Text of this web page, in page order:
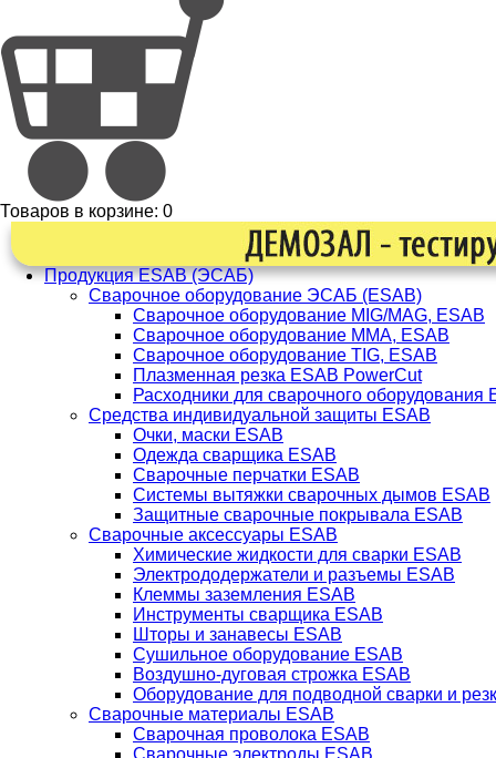
Товаров в корзине: 0
Продукция ESAB (ЭСАБ)
Сварочное оборудование ЭСАБ (ESAB)
Сварочное оборудование MIG/MAG, ESAB
Сварочное оборудование ММА, ESAB
Сварочное оборудование TIG, ESAB
Плазменная резка ESAB PowerCut
Расходники для сварочного оборудования
Средства индивидуальной защиты ESAB
Очки, маски ESAB
Одежда сварщика ESAB
Сварочные перчатки ESAB
Системы вытяжки сварочных дымов ESAB
Защитные сварочные покрывала ESAB
Сварочные аксессуары ESAB
Химические жидкости для сварки ESAB
Электрододержатели и разъемы ESAB
Клеммы заземления ESAB
Инструменты сварщика ESAB
Шторы и занавесы ESAB
Сушильное оборудование ESAB
Воздушно-дуговая строжка ESAB
Оборудование для подводной сварки и
Сварочные материалы ESAB
Сварочная проволока ESAB
Сварочные электроды ESAB